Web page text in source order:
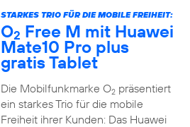
STARKES TRIO FÜR DIE MOBILE FREIHEIT:
O2 Free M mit Huawei
Mate10 Pro plus
gratis Tablet
Die Mobilfunkmarke O2präsentiert
ein starkes Trio für die mobile
Freiheit ihrer Kunden: Das Huawei